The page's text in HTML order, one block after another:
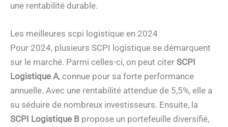
une rentabilité durable.
Les meilleures scpi logistique en 2024
Pour 2024, plusieurs SCPI logistique se démarquent
sur le marché. Parmi celles-ci, on peut citer SCPI
Logistique A, connue pour sa forte performance
annuelle. Avec une rentabilité attendue de 5,5%, elle a
su séduire de nombreux investisseurs. Ensuite, la
SCPI Logistique B propose un portefeuille diversifié,